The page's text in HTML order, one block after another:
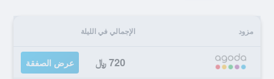
مزود الإجمالي في الليلة
720 ﷼ عرض الصفقة